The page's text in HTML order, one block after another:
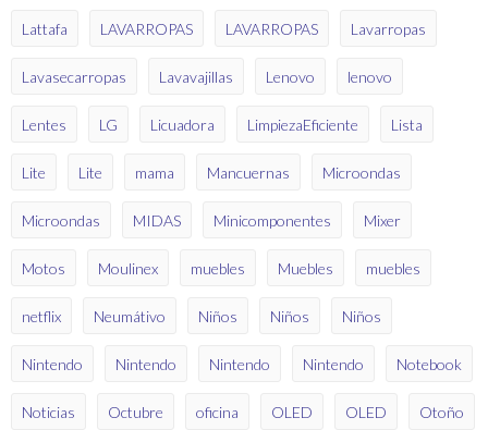
Lattafa LAVARROPAS LAVARROPAS Lavarropas
Lavasecarropas Lavavajillas Lenovo lenovo
Lentes LG Licuadora LimpiezaEficiente Lista
Lite Lite mama Mancuernas Microondas
Microondas MIDAS Minicomponentes Mixer
Motos Moulinex muebles Muebles muebles
netflix Neumátivo Niños Niños Niños
Nintendo Nintendo Nintendo Nintendo Notebook
Noticias Octubre oficina OLED OLED Otoño